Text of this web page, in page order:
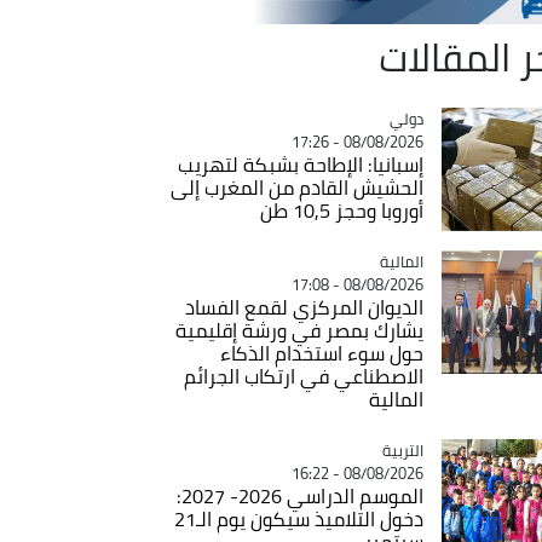
المقالات
Catégorie
دولي
08/08/2026 - 17:26
إسبانيا: الإطاحة بشبكة لتهريب
الحشيش القادم من المغرب إلى
أوروبا وحجز 10,5 طن
Catégorie
المالية
08/08/2026 - 17:08
الديوان المركزي لقمع الفساد
يشارك بمصر في ورشة إقليمية
حول سوء استخدام الذكاء
الاصطناعي في ارتكاب الجرائم
المالية
Catégorie
التربية
08/08/2026 - 16:22
الموسم الدراسي 2026- 2027:
دخول التلاميذ سيكون يوم الـ21